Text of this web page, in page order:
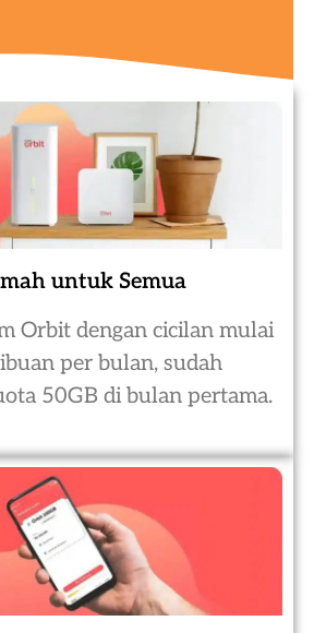
untuk Semua
Orbit dengan cicilan mulai
per bulan, sudah
50GB di bulan pertama.